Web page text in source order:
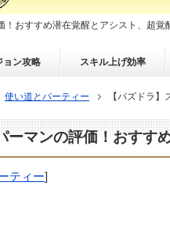
！おすすめ潜在覚醒とアシスト、超覚
ョン攻略 スキル上げ効率
使い道とパーティー 【パズドラ
ーマンの評価！おすす
ティー]